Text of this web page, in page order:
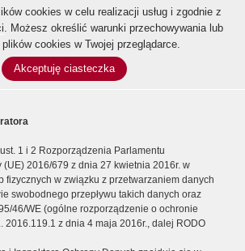
cookies w celu realizacji usług i zgodnie z
. Możesz określić warunki przechowywania lub
cookies w Twojej przeglądarce.
Akceptuję ciasteczka
1 i 2 Rozporządzenia Parlamentu
(UE) 2016/679 z dnia 27 kwietnia 2016r. w
fizycznych w związku z przetwarzaniem danych
swobodnego przepływu takich danych oraz
46/WE (ogólne rozporządzenie o ochronie
2016.119.1 z dnia 4 maja 2016r., dalej RODO